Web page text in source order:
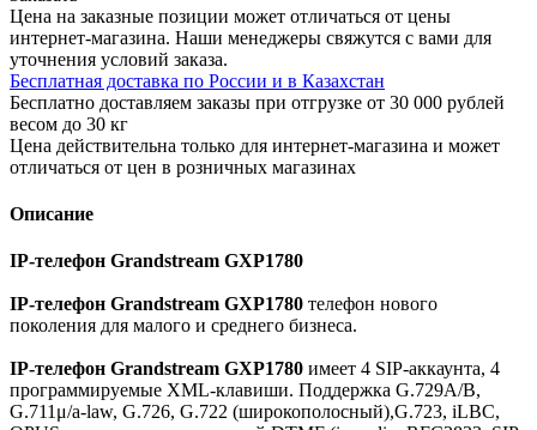
Цена на заказные позиции может отличаться от цены
интернет-магазина. Наши менеджеры свяжутся с вами для
уточнения условий заказа.
Бесплатная доставка по России и в Казахстан
Бесплатно доставляем заказы при отгрузке от 30 000 рублей
весом до 30 кг
Цена действительна только для интернет-магазина и может
отличаться от цен в розничных магазинах
Описание
IP-телефон Grandstream GXP1780
IP-телефон Grandstream GXP1780 телефон нового
поколения для малого и среднего бизнеса.
IP-телефон Grandstream GXP1780 имеет 4 SIP-аккаунта, 4
программируемые XML-клавиши. Поддержка G.729A/B,
G.711μ/a-law, G.726, G.722 (широкополосный),G.723, iLBC,